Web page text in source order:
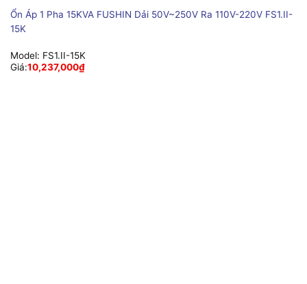
Ổn Áp 1 Pha 15KVA FUSHIN Dải 50V~250V Ra 110V-220V FS1.II-
15K
Model: FS1.II-15K
Giá:10,237,000₫